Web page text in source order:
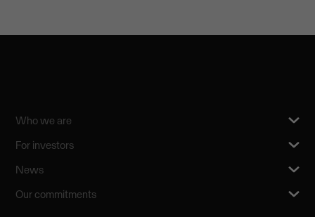
Who we are
For investors
News
Our commitments